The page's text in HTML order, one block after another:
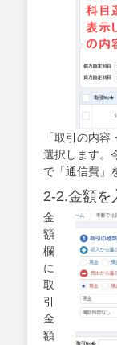
「取引の内
選択します。
で「通信費」
2-2.金額を
金
額
欄
に
取
引
金
額